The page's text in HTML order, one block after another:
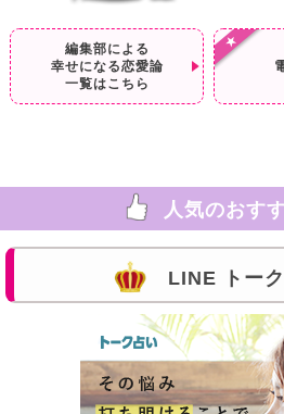
編集部による
幸せになる恋愛論
一覧はこちら
人気のおす
LINE トー